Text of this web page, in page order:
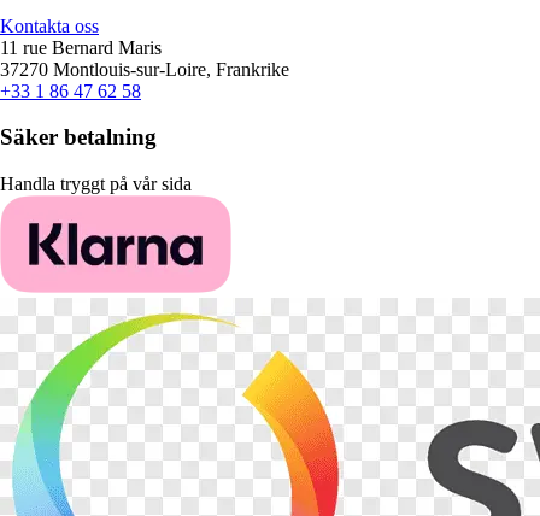
Kontakta oss
11 rue Bernard Maris
37270 Montlouis-sur-Loire, Frankrike
+33 1 86 47 62 58
Säker betalning
Handla tryggt på vår sida